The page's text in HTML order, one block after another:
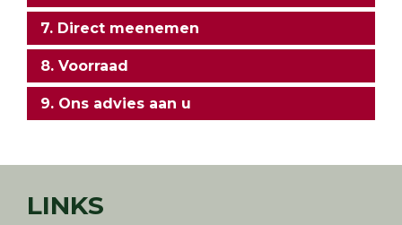
7. Direct meenemen
8. Voorraad
9. Ons advies aan u
LINKS